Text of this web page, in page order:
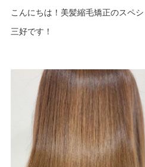
こんにちは！美髪縮毛矯正のスペ
三好です！